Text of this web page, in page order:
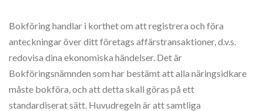
Bokföring handlar i korthet om att registrera och föra
anteckningar över ditt företags affärstransaktioner, d.v.s.
redovisa dina ekonomiska händelser. Det är
Bokföringsnämnden som har bestämt att alla näringsidkare
måste bokföra, och att detta skall göras på ett
standardiserat sätt. Huvudregeln är att samtliga